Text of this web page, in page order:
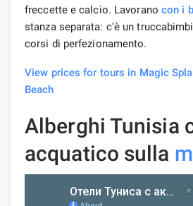
freccette e calcio. Lavorano con i
stanza separata: c'è un
corsi di perfezionamento.
View prices for tours in Magic
Beach
Alberghi Tunisia
acquatico sulla